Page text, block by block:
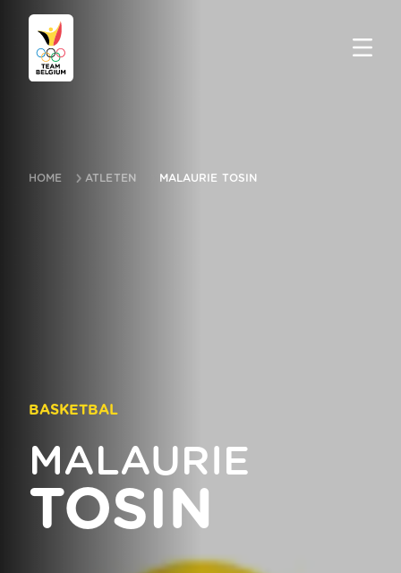
HOME ATLETEN MALAURIE TOSIN
BASKETBAL
MALAURIE
TOSIN